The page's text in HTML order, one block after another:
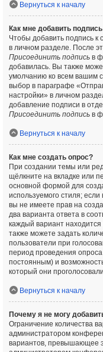
Вернуться к началу
Как мне добавить
Чтобы добавить подпись
в личном разделе. После
Присоединить подпись в
добавилась. Вы также
умолчанию ко всем вашим
выбор в параграфе
настройки» в личном
добавление подписи в
Присоединить подпись в
Вернуться к началу
Как мне создать опрос?
При создании темы или
щёлкните на вкладке или
основной формой для
используемого стиля;
вы не имеете прав на
два варианта ответа в
каждый вариант находится
также можете задать
пользователи при
период проведения опроса
постоянным) и
который они
Вернуться к началу
Почему я не могу
Ограничение количества
администратором
вариантов, превышающее